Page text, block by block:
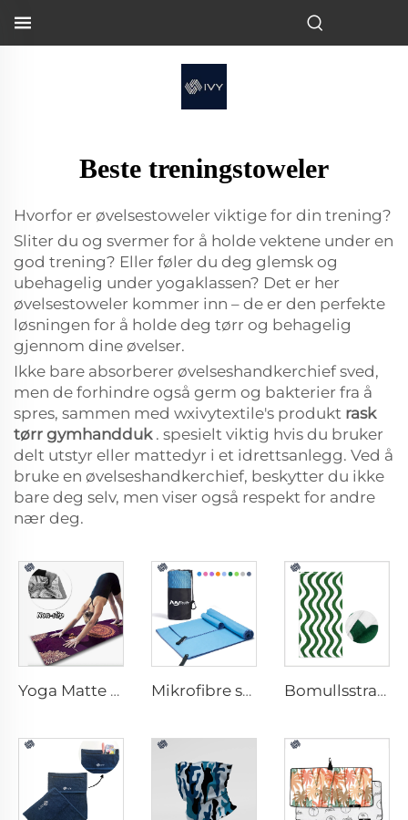
Beste treningstoweler
Hvorfor er øvelsestoweler viktige for din trening?
Sliter du og svermer for å holde vektene under en
god trening? Eller føler du deg glemsk og
ubehagelig under yogaklassen? Det er her
øvelsestoweler kommer inn – de er den perfekte
løsningen for å holde deg tørr og behagelig
gjennom dine øvelser.
Ikke bare absorberer øvelseshandkerchief sved,
men de forhindre også germ og bakterier fra å
spres, sammen med wxivytextile's produkt rask
tørr gymhandduk . spesielt viktig hvis du bruker
delt utstyr eller mattedyr i et idrettsanlegg. Ved å
bruke en øvelseshandkerchief, beskytter du ikke
bare deg selv, men viser også respekt for andre
nær deg.
Yoga Matte Handkle Mikrofibre sportstowel Bomullsstrandhandkle